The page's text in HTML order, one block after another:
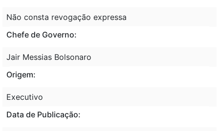
Não consta revogação expressa
Chefe de Governo:
Jair Messias Bolsonaro
Origem:
Executivo
Data de Publicação: